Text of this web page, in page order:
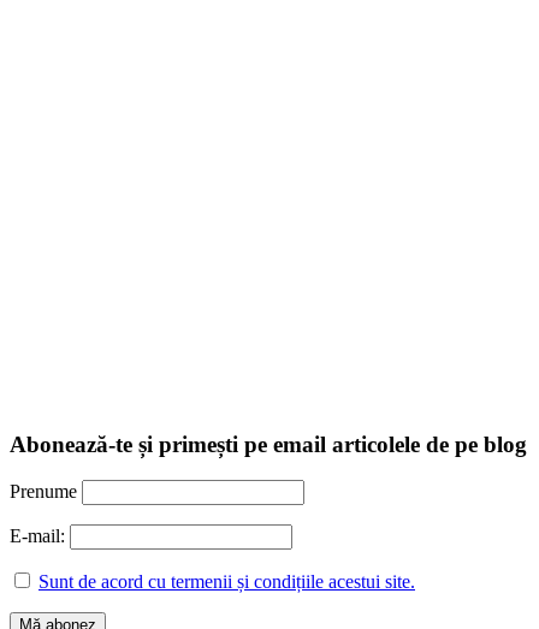
Abonează-te și primești pe email articolele de pe blog
Prenume
E-mail:
Sunt de acord cu termenii și condițiile acestui site.